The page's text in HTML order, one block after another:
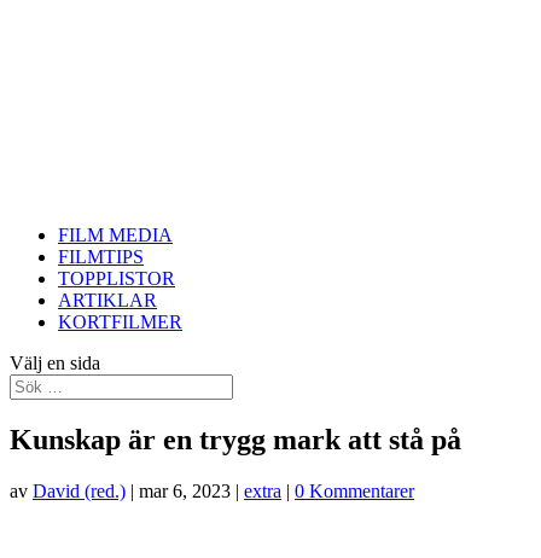
FILM MEDIA
FILMTIPS
TOPPLISTOR
ARTIKLAR
KORTFILMER
Välj en sida
Kunskap är en trygg mark att stå på
av David (red.) | mar 6, 2023 | extra | 0 Kommentarer